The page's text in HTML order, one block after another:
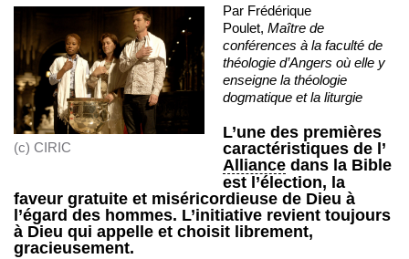
(c) CIRIC
Par Frédérique
Poulet, Maître de
conférences à la faculté de
théologie d’Angers où elle y
enseigne la théologie
dogmatique et la liturgie
L’une des premières
caractéristiques de l’
Alliance dans la Bible
est l’élection, la
faveur gratuite et miséricordieuse de Dieu à
l’égard des hommes. L’initiative revient toujours
à Dieu qui appelle et choisit librement,
gracieusement.